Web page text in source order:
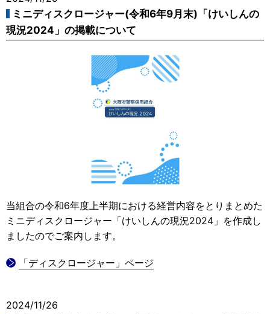
ミニディスクロージャー(令和6年9月末)「けいしんの
現況2024」の掲載について
当組合の令和6年度上半期における経営内容をとりまとめた
ミニディスクロージャー「けいしんの現況2024」を作成し
ましたのでご案内します。
「ディスクロージャー」ページ
2024/11/26